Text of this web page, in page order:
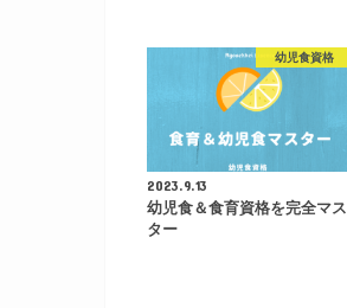
幼児食資格
2023.9.13
幼児食＆食育資格を完全マス
ター